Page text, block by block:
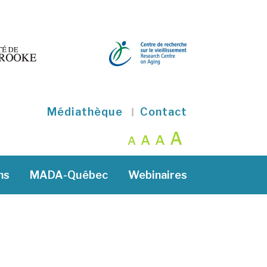
Médiathèque Contact
A A A A
MADA-Québec Webinaires